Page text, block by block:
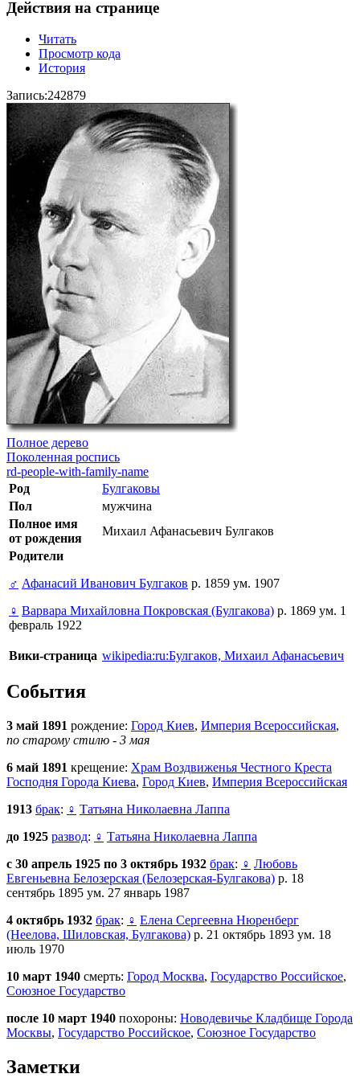
Действия на странице
Читать
Просмотр кода
История
Запись:242879
Полное дерево
Поколенная роспись
rd-people-with-family-name
Род
Булгаковы
Пол
мужчина
Полное имя
от рождения
Михаил Афанасьевич Булгаков
Родители
♂ Афанасий Иванович Булгаков р. 1859 ум. 1907
♀ Варвара Михайловна Покровская (Булгакова) р. 1869 ум. 1
февраль 1922
Вики-страница wikipedia:ru:Булгаков, Михаил Афанасьевич
События
3 май 1891 рождение: Город Киев, Империя Всероссийская,
по старому стилю - 3 мая
6 май 1891 крещение: Храм Воздвиженья Честного Креста
Господня Города Киева, Город Киев, Империя Всероссийская
1913 брак: ♀ Татьяна Николаевна Лаппа
до 1925 развод: ♀ Татьяна Николаевна Лаппа
с 30 апрель 1925 по 3 октябрь 1932 брак: ♀ Любовь
Евгеньевна Белозерская (Белозерская-Булгакова) р. 18
сентябрь 1895 ум. 27 январь 1987
4 октябрь 1932 брак: ♀ Елена Сергеевна Нюренберг
(Неелова, Шиловская, Булгакова) р. 21 октябрь 1893 ум. 18
июль 1970
10 март 1940 смерть: Город Москва, Государство Российское,
Союзное Государство
после 10 март 1940 похороны: Новодевичье Кладбище Города
Москвы, Государство Российское, Союзное Государство
Заметки